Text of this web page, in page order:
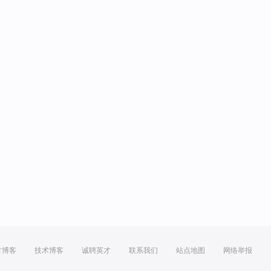
博客 技术博客 诚聘英才 联系我们 站点地图 网络举报